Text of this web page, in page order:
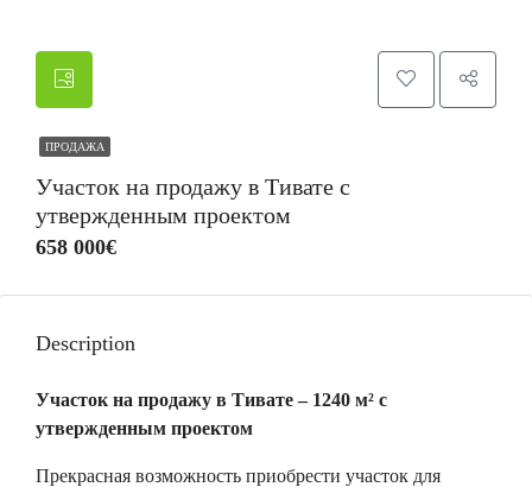
ПРОДАЖА
Участок на продажу в Тивате с
утвержденным проектом
658 000€
Description
Участок на продажу в Тивате – 1240 м² с
утвержденным проектом
Прекрасная возможность приобрести участок для